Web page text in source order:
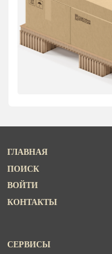
ГЛАВНАЯ
ПОИСК
ВОЙТИ
КОНТАКТЫ
СЕРВИСЫ